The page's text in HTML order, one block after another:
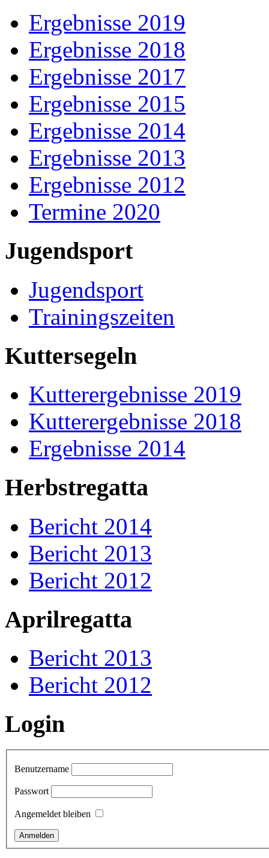
Ergebnisse 2019
Ergebnisse 2018
Ergebnisse 2017
Ergebnisse 2015
Ergebnisse 2014
Ergebnisse 2013
Ergebnisse 2012
Termine 2020
Jugendsport
Jugendsport
Trainingszeiten
Kuttersegeln
Kutterergebnisse 2019
Kutterergebnisse 2018
Ergebnisse 2014
Herbstregatta
Bericht 2014
Bericht 2013
Bericht 2012
Aprilregatta
Bericht 2013
Bericht 2012
Login
Benutzername
Passwort
Angemeldet bleiben